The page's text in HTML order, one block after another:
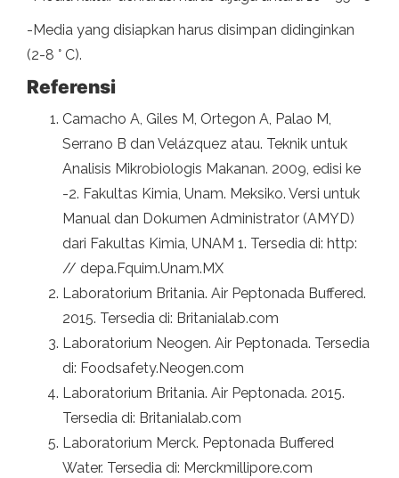
-Media yang disiapkan harus disimpan didinginkan
(2-8 ° C).
Referensi
Camacho A, Giles M, Ortegon A, Palao M,
Serrano B dan Velázquez atau. Teknik untuk
Analisis Mikrobiologis Makanan. 2009, edisi ke
-2. Fakultas Kimia, Unam. Meksiko. Versi untuk
Manual dan Dokumen Administrator (AMYD)
dari Fakultas Kimia, UNAM 1. Tersedia di: http:
// depa.Fquim.Unam.MX
Laboratorium Britania. Air Peptonada Buffered.
2015. Tersedia di: Britanialab.com
Laboratorium Neogen. Air Peptonada. Tersedia
di: Foodsafety.Neogen.com
Laboratorium Britania. Air Peptonada. 2015.
Tersedia di: Britanialab.com
Laboratorium Merck. Peptonada Buffered
Water. Tersedia di: Merckmillipore.com